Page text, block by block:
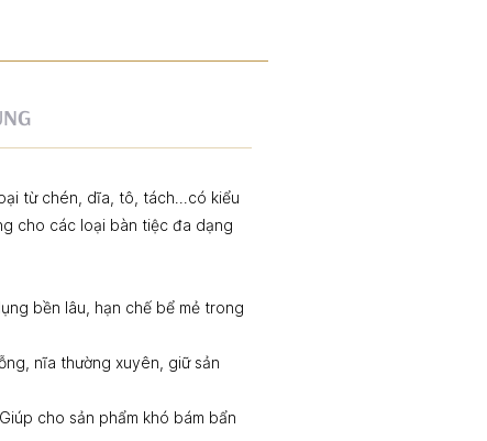
từ chén, dĩa, tô, tách...có kiểu
cho các loại bàn tiệc đa dạng
bền lâu, hạn chế bể mẻ trong
nĩa thường xuyên, giữ sản
cho sản phẩm khó bám bẩn